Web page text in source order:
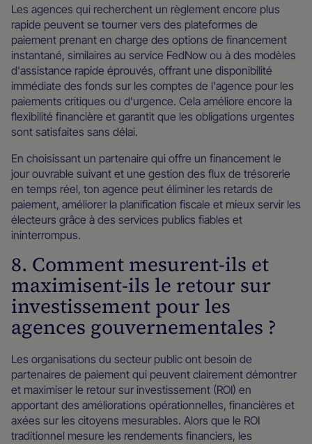
Les agences qui recherchent un règlement encore plus
rapide peuvent se tourner vers des plateformes de
paiement prenant en charge des options de financement
instantané, similaires au service FedNow ou à des modèles
d'assistance rapide éprouvés, offrant une disponibilité
immédiate des fonds sur les comptes de l'agence pour les
paiements critiques ou d'urgence. Cela améliore encore la
flexibilité financière et garantit que les obligations urgentes
sont satisfaites sans délai.
En choisissant un partenaire qui offre un financement le
jour ouvrable suivant et une gestion des flux de trésorerie
en temps réel, ton agence peut éliminer les retards de
paiement, améliorer la planification fiscale et mieux servir les
électeurs grâce à des services publics fiables et
ininterrompus.
8. Comment mesurent-ils et
maximisent-ils le retour sur
investissement pour les
agences gouvernementales ?
Les organisations du secteur public ont besoin de
partenaires de paiement qui peuvent clairement démontrer
et maximiser le retour sur investissement (ROI) en
apportant des améliorations opérationnelles, financières et
axées sur les citoyens mesurables. Alors que le ROI
traditionnel mesure les rendements financiers, les